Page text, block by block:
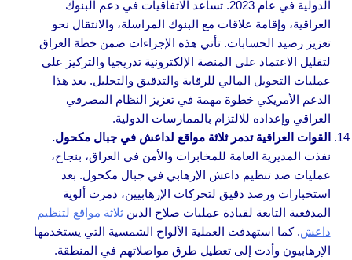
الدولية في عام 2023. تساعد الاتفاقيات في دعم البنوك
العراقية، وإقامة علاقات مع البنوك المراسلة، والانتقال نحو
تعزيز رصيد الحسابات. تأتي هذه الإجراءات ضمن خطة العراق
لتقليل الاعتماد على المنصة الإلكترونية تدريجيا والتركيز على
عمليات التحويل المالي للرقابة والتدقيق والتحليل. يعد هذا
الدعم الأمريكي خطوة مهمة في تعزيز النظام المصرفي
العراقي وإعداده للالتزام بالممارسات الدولية.
القوات العراقية تدمر ثلاثة مواقع لداعش في جبال مكحول.
نفذت المديرية العامة للمخابرات والأمن في العراق، بنجاح،
عمليات ضد تنظيم داعش الإرهابي في جبال مكحول. بعد
استخبارات ورصد دقيق لتحركات الإرهابيين، دمرت ألوية
المدفعية التابعة لقيادة عمليات صلاح الدينثلاثة مواقع لتنظيم
داعش. كما استهدفت العملية الألواح الشمسية التي يستخدمها
الإرهابيون وأدت إلى تعطيل طرق مواصلاتهم في المنطقة.